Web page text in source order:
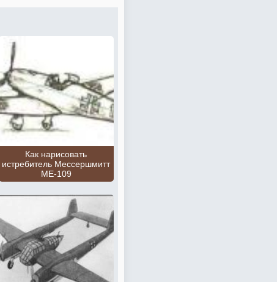
Как нарисовать
истребитель Мессершмитт
МЕ-109